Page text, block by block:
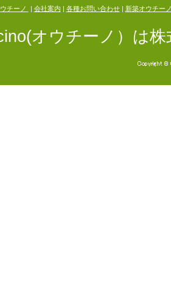
チーノ 会社案内 各種お問い合わせ| 新築オウチー
オウチーノ）は